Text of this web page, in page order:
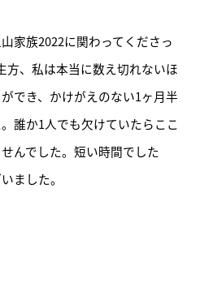
家族2022に関わってくださっ
方、私は本当に数え切れないほ
でき、かけがえのない1ヶ月半
誰か1人でも欠けていたらここ
んでした。短い時間でした
ました。